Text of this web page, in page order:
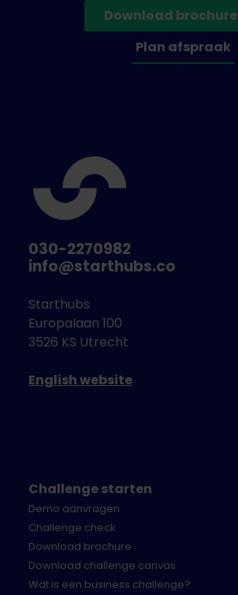
Download brochure
Plan afspraak
030-2270982
info@starthubs.co
Starthubs
Europalaan 100
3526 KS Utrecht
English website
Challenge starten
Demo aanvragen
Challenge check
Download brochure
Download challenge canvas
Wat is een business challenge?